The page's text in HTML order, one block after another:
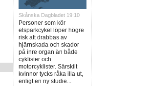
Skånska Dagbladet 19:10
Personer som kör
elsparkcykel löper högre
risk att drabbas av
hjärnskada och skador
på inre organ än både
cyklister och
motorcyklister. Särskilt
kvinnor tycks råka illa ut,
enligt en ny studie...